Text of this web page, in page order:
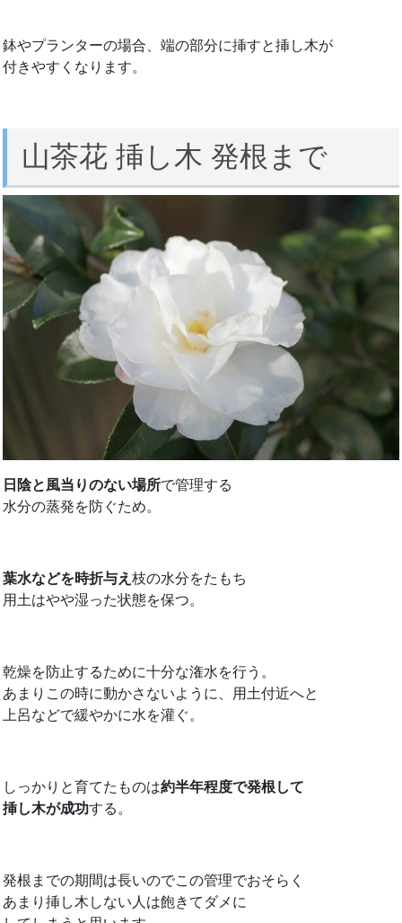
鉢やプランターの場合、端の部分に挿すと挿し木が
付きやすくなります。
山茶花 挿し木 発根まで
日陰と風当りのない場所で管理する
水分の蒸発を防ぐため。
葉水などを時折与え 枝の水分をたもち
用土はやや湿った状態を保つ。
乾燥を防止するために十分な潅水を行う。
あまりこの時に動かさないように、用土付近へと
上呂などで緩やかに水を灌ぐ。
しっかりと育てたものは約半年程度で発根して
挿し木が成功する。
発根までの期間は長いのでこの管理でおそらく
あまり挿し木しない人は飽きてダメに